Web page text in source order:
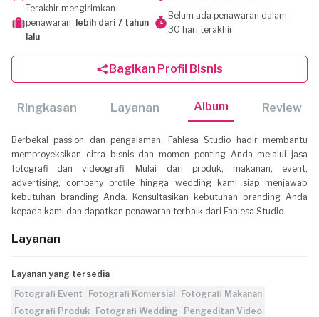
Terakhir mengirimkan
penawaran
lebih dari 7 tahun
lalu
Belum ada penawaran dalam
30 hari terakhir
Bagikan Profil Bisnis
Ringkasan Layanan Album Review
Berbekal passion dan pengalaman, Fahlesa Studio hadir membantu
memproyeksikan citra bisnis dan momen penting Anda melalui jasa
fotografi dan videografi. Mulai dari produk, makanan, event,
advertising, company profile hingga wedding kami siap menjawab
kebutuhan branding Anda. Konsultasikan kebutuhan branding Anda
kepada kami dan dapatkan penawaran terbaik dari Fahlesa Studio.
Layanan
Layanan yang tersedia
Fotografi Event
Fotografi Komersial
Fotografi Makanan
Fotografi Produk
Fotografi Wedding
Pengeditan Video